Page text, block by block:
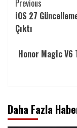
Continue
Reading
Previous
iOS 27
Çıktı
Honor Magic
Daha Fazla